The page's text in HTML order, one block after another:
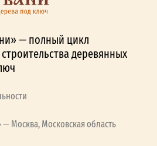
— полный цикл
деревянных
Москва, Московская область